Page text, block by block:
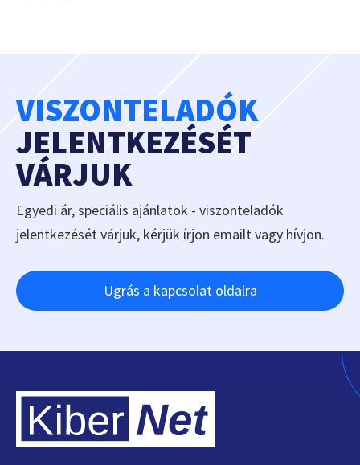
VISZONTELADÓK
JELENTKEZÉSÉT
VÁRJUK
Egyedi ár, speciális ajánlatok - viszonteladók
jelentkezését várjuk, kérjük írjon emailt vagy hívjon.
Ugrás a kapcsolat oldalra